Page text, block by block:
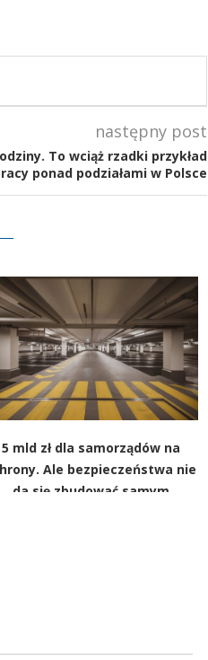
następny post
To wciąż rzadki przykład
ponad podziałami w Polsce
5 mld zł dla samorządów na
Ale bezpieczeństwa nie
da się zbudować samym